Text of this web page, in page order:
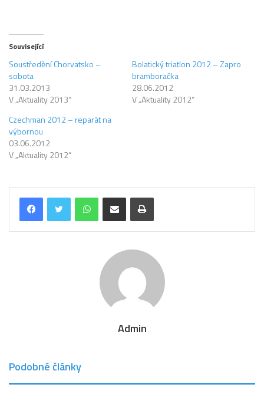
Související
Soustředění Chorvatsko –
sobota
31.03.2013
V „Aktuality 2013“
Bolatický triatlon 2012 – Zapro
bramboračka
28.06.2012
V „Aktuality 2012“
Czechman 2012 – reparát na
výbornou
03.06.2012
V „Aktuality 2012“
WhatsAppShare via Email Tisk
Admin
Podobné články